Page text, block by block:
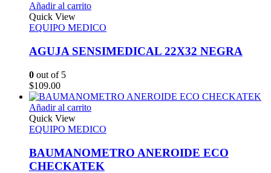
Añadir al carrito
Quick View
EQUIPO MEDICO
AGUJA SENSIMEDICAL 22X32 NEGRA
0 out of 5
$109.00
Añadir al carrito
Quick View
EQUIPO MEDICO
BAUMANOMETRO ANEROIDE ECO
CHECKATEK